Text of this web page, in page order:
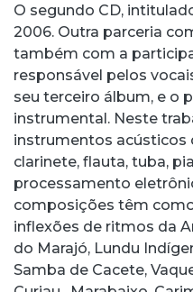
O segundo CD,
2006. Outra parceria
também com a
responsável pelos
seu terceiro álbum, e o
instrumental. Neste
instrumentos acústicos
clarinete, flauta, tuba,
processamento
composições têm
inflexões de ritmos da
do Marajó, Lundu
Samba de Cacete,